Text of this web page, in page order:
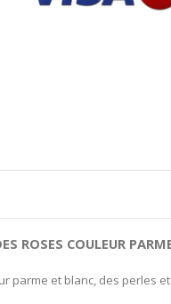
ROSES COULEUR
parme et blanc, des perles